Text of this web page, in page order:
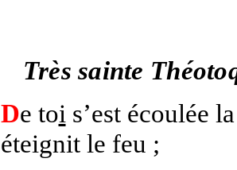
Très sainte
De toi s’est écoulée
éteignit le feu ;